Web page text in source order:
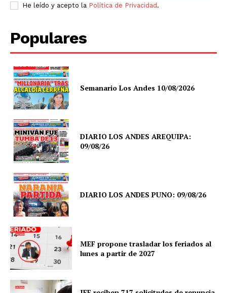
He leído y acepto la Política de Privacidad.
Populares
Semanario Los Andes 10/08/2026
DIARIO LOS ANDES AREQUIPA:
09/08/26
DIARIO LOS ANDES PUNO: 09/08/26
MEF propone trasladar los feriados al
lunes a partir de 2027